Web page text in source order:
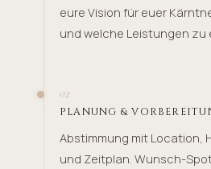
eure Vision für euer
und welche Leistungen zu
02
PLANUNG &
Abstimmung mit Location,
und Zeitplan. Wunsch-